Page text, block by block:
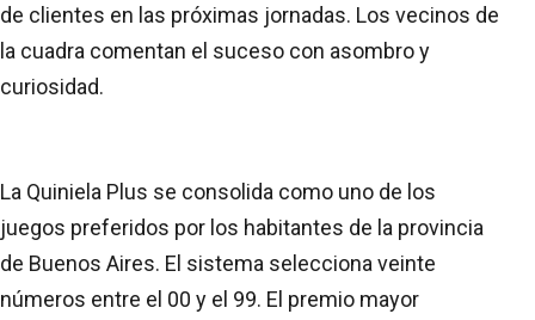
de clientes en las próximas jornadas. Los vecinos de
la cuadra comentan el suceso con asombro y
curiosidad.
La Quiniela Plus se consolida como uno de los
juegos preferidos por los habitantes de la provincia
de Buenos Aires. El sistema selecciona veinte
números entre el 00 y el 99. El premio mayor